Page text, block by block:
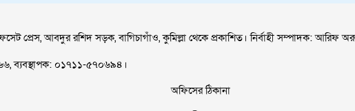
প্রেস, আবদুর রশিদ সড়ক, বাগিচাগাঁও, কুমিল্লা থেকে প্রকাশিত। নির্বাহী সম্পাদক: আরিফ
ব্যবস্থাপক: ০১৭১১-৫৭০৬৯৪।
অফিসের ঠিকানা